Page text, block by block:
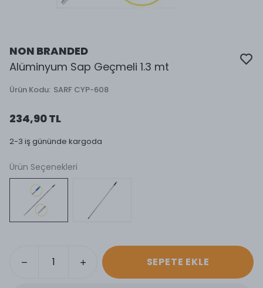
NON BRANDED
Alüminyum Sap Geçmeli 1.3 mt
Ürün Kodu: SARF CYP-608
234,90 TL
2-3 iş gününde kargoda
Ürün Seçenekleri
SEPETE EKLE